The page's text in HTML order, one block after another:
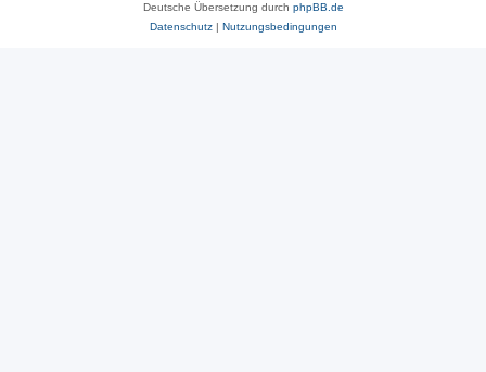
Deutsche Übersetzung durch phpBB.de
Datenschutz| Nutzungsbedingungen